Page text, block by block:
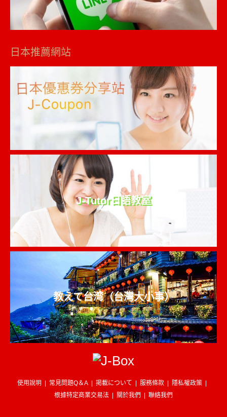
日本推薦網站
J-Tutor日語教室
教えて台湾（台灣大小事）
使用說明 常見問題Q＆A 掲載について 服務條款
隱私權政策
根據特定商業交易法
關於我們 聯絡我們